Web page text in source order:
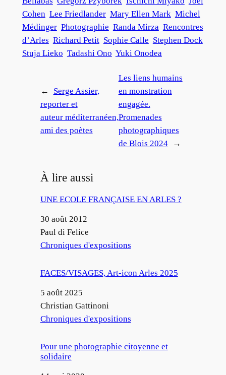
Cohen Lee Friedlander Mary Ellen Mark Michel
Médinger Photographie Randa Mirza Rencontres
d’Arles Richard Petit Sophie Calle Stephen Dock
Stuja Lieko Tadashi Ono Yuki Onodea
←
Serge Assier,
reporter et
auteur méditerranéen,
ami des poètes
Les liens humains
en monstration
engagée.
Promenades
photographiques
de Blois 2024
→
À lire aussi
UNE ECOLE FRANÇAISE EN ARLES ?
Date
30 août 2012
Auteur
Paul di Felice
Par rapport à
Chroniques d'expositions
FACES/VISAGES, Art-icon Arles 2025
Date
5 août 2025
Auteur
Christian Gattinoni
Par rapport à
Chroniques d'expositions
Pour une photographie citoyenne et
solidaire